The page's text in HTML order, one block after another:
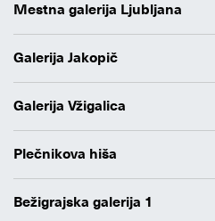
Mestna galerija Ljubljana
Galerija Jakopič
Galerija Vžigalica
Plečnikova hiša
Bežigrajska galerija 1